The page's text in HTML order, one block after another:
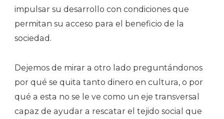
impulsar su desarrollo con condiciones que
permitan su acceso para el beneficio de la
sociedad.
Dejemos de mirar a otro lado preguntándonos
por qué se quita tanto dinero en cultura, o por
qué a esta no se le ve como un eje transversal
capaz de ayudar a rescatar el tejido social que